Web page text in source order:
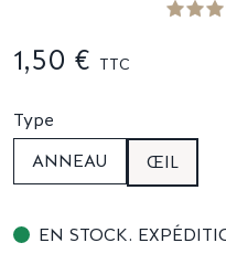
1,50 € TTC
Type
ANNEAU
ŒIL
EN STOCK.